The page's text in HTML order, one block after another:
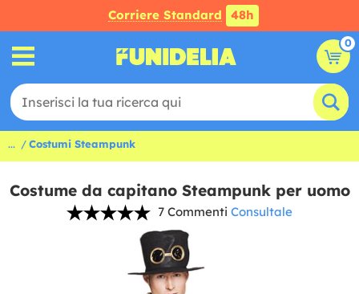
Corriere Standard 48h
0
... Costumi Steampunk
Costume da capitano Steampunk per uomo
7 Commenti Consultale